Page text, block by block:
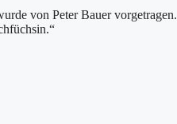
von Peter Bauer vorgetragen.